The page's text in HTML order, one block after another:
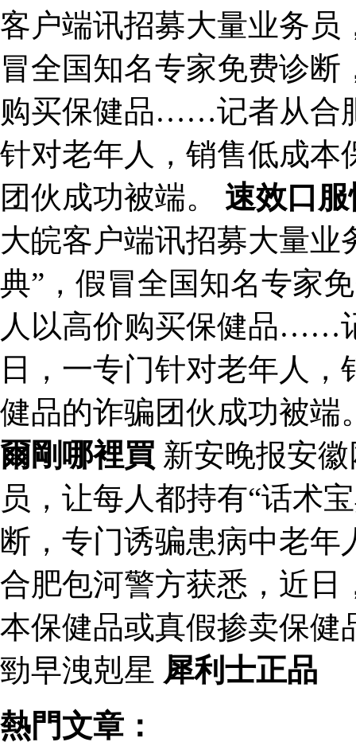
客户端讯招募大量业务员
冒全国知名专家免费诊
购买保健品……记者从合
针对老年人，销售低成本
团伙成功被端。 速效口
大皖客户端讯招募大量业
典”，假冒全国知名专家
人以高价购买保健品……
日，一专门针对老年人
健品的诈骗团伙成功被
爾剛哪裡買 新安晚报安
员，让每人都持有“话术
断，专门诱骗患病中老
合肥包河警方获悉，近日
本保健品或真假掺卖保健
勁早洩剋星 犀利士正品
熱門文章：